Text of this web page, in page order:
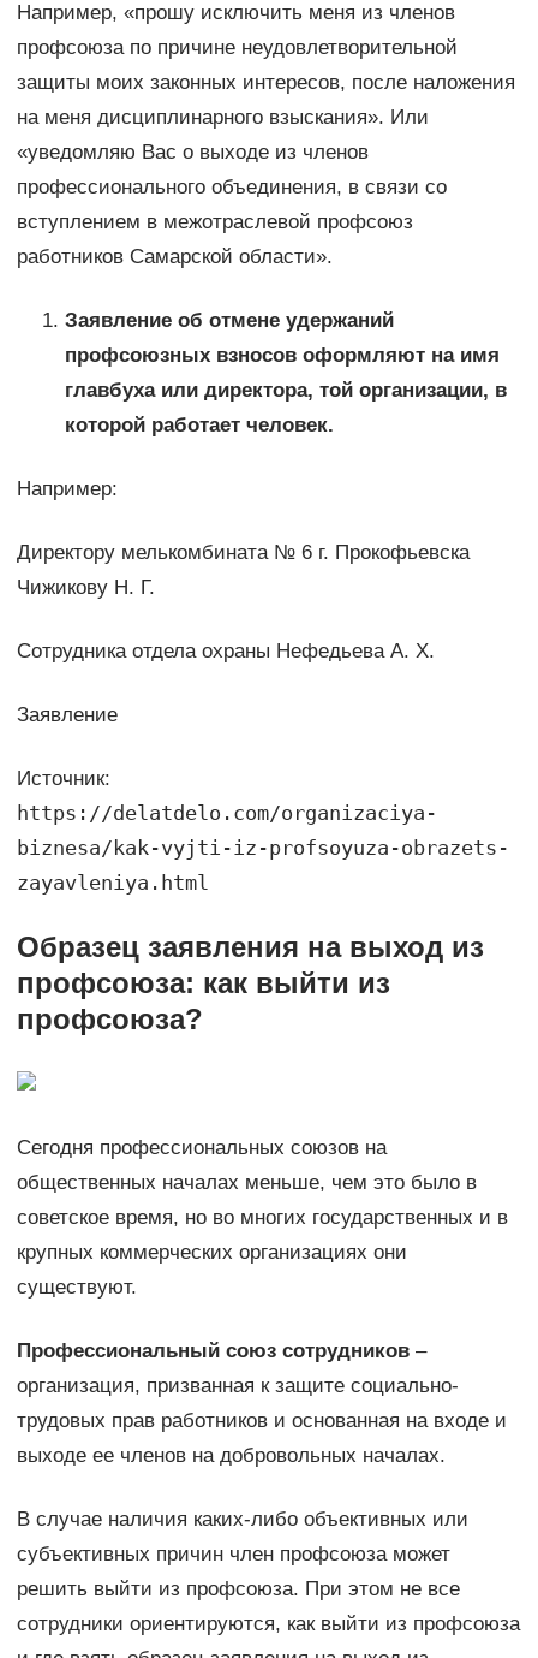
Например, «прошу исключить меня из членов
профсоюза по причине неудовлетворительной
защиты моих законных интересов, после наложения
на меня дисциплинарного взыскания». Или
«уведомляю Вас о выходе из членов
профессионального объединения, в связи со
вступлением в межотраслевой профсоюз
работников Самарской области».
Заявление об отмене удержаний
профсоюзных взносов оформляют на имя
главбуха или директора, той организации, в
которой работает человек.
Например:
Директору мелькомбината № 6 г. Прокофьевска
Чижикову Н. Г.
Сотрудника отдела охраны Нефедьева А. Х.
Заявление
Источник:
https://delatdelo.com/organizaciya-
biznesa/kak-vyjti-iz-profsoyuza-obrazets-
zayavleniya.html
Образец заявления на выход из
профсоюза: как выйти из
профсоюза?
Сегодня профессиональных союзов на
общественных началах меньше, чем это было в
советское время, но во многих государственных и в
крупных коммерческих организациях они
существуют.
Профессиональный союз сотрудников–
организация, призванная к защите социально-
трудовых прав работников и основанная на входе и
выходе ее членов на добровольных началах.
В случае наличия каких-либо объективных или
субъективных причин член профсоюза может
решить выйти из профсоюза. При этом не все
сотрудники ориентируются, как выйти из профсоюза